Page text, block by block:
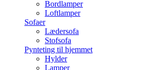
Bordlamper
Loftlamper
Sofaer
Lædersofa
Stofsofa
Pynteting til hjemmet
Hylder
Lamper